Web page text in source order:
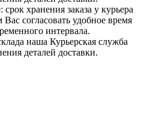
хранения заказа у курьера
согласовать удобное время
интервала.
наша Курьерская служба
деталей доставки.